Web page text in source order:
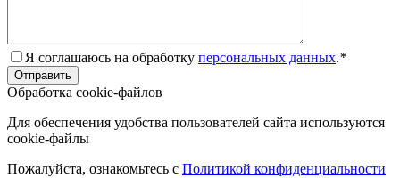
Я соглашаюсь на обработку персональных данных.*
Обработка cookie-файлов
Для обеспечения удобства пользователей сайта используются
cookie-файлы
Пожалуйста, ознакомьтесь с Политикой конфиденциальности